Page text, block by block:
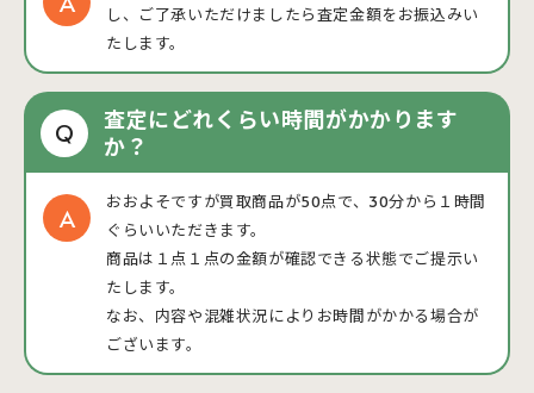
し、ご了承いただけましたら査定金額をお振込みい
たします。
Q
査定にどれくらい時間がかかります
か？
おおよそですが買取商品が50点で、30分から１時間
ぐらいいただきます。
商品は１点１点の金額が確認できる状態でご提示い
たします。
なお、内容や混雑状況によりお時間がかかる場合が
ございます。